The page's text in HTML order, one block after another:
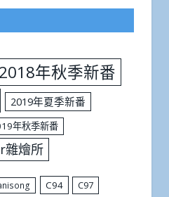
2018年秋季新番
2019年夏季新番
年秋季新番
雜燴所
C94 C97